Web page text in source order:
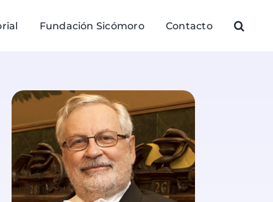
Fundación Sicómoro Contacto